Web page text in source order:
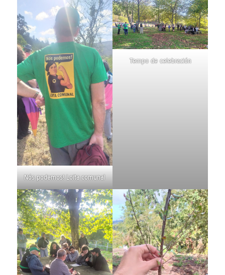
Nós podemos! Loita comunal
Tempo de celebración